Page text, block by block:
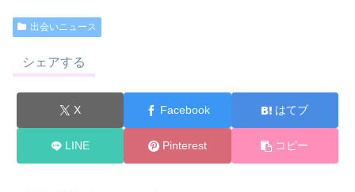
出会いニュース
シェアする
X Facebook はてブ
LINE Pinterest コピー